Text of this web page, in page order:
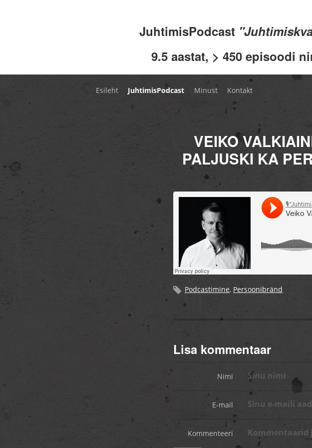
JuhtimisPodcast
9.5 aastat, > 450 episoodi
Esileht JuhtimisPodcast Minust Kontakt
VEIKO
PALJUSKI KA
Podcastimine, Persoonibränd
Lisa kommentaar
Nimi
E-mail
Kommenteeri